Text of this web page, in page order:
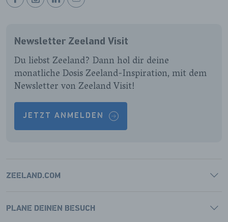
BEKIJK
PAGINA
BEKIJK
PAGINA
BEKIJK
PAGINA
BEKIJK
PAGINA
Newsletter Zeeland Visit
Du liebst Zeeland? Dann hol dir deine
monatliche Dosis Zeeland-Inspiration, mit dem
Newsletter von Zeeland Visit!
JETZT ANMELDEN
ZEELAND.COM
PLANE DEINEN BESUCH